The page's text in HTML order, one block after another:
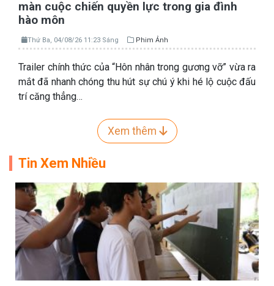
màn cuộc chiến quyền lực trong gia đình
hào môn
Thứ Ba, 04/08/26 11:23 Sáng Phim Ảnh
Trailer chính thức của “Hôn nhân trong gương vỡ” vừa ra
mắt đã nhanh chóng thu hút sự chú ý khi hé lộ cuộc đấu
trí căng thẳng…
Xem thêm
Tin Xem Nhiều